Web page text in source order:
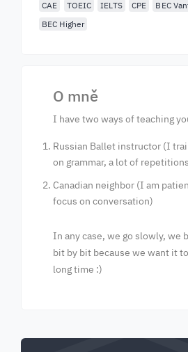
CAE TOEIC IELTS CPE
BEC
BEC Higher
O mně
I have two ways of teaching
Russian Ballet instructor (I
on grammar, a lot of
Canadian neighbor (I am
focus on conversation)
In any case, we go slowly, we
bit by bit because we want it
long time :)